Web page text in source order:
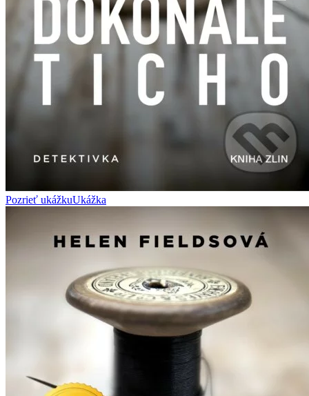
Pozrieť ukážkuUkážka